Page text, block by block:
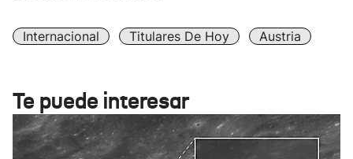
Internacional Titulares De Hoy Austria
Te puede interesar